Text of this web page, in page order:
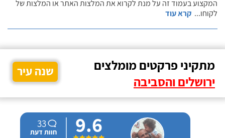
המקצוע בעמוד זה על מנת לקרוא את המלצות האתר או המלצות של
לקוחו... קרא עוד
מתקיני פרקטים מומלצים
ירושלים והסביבה
שנה עיר
9.6
33
חוות דעת